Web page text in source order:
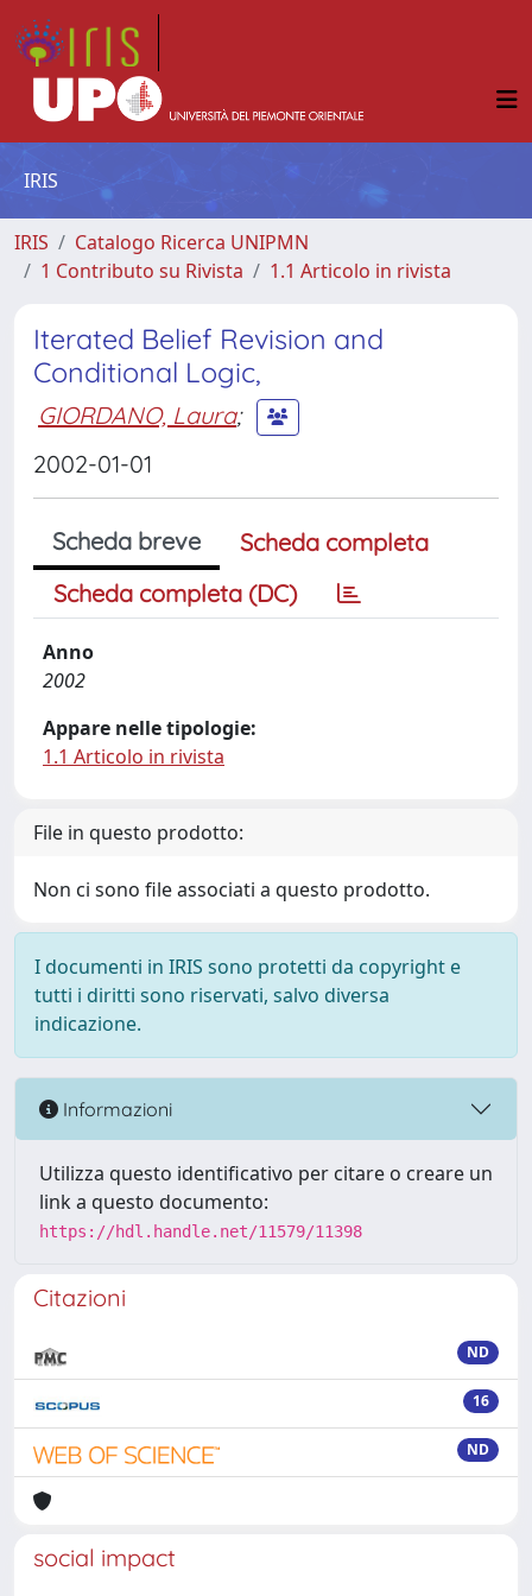
IRIS
IRIS
Catalogo Ricerca UNIPMN
1 Contributo su Rivista
1.1 Articolo in rivista
Iterated Belief Revision and
Conditional Logic,
GIORDANO, Laura;
2002-01-01
Scheda breve
Scheda completa
Scheda completa (DC)
Anno
2002
Appare nelle tipologie:
1.1 Articolo in rivista
File in questo prodotto:
Non ci sono file associati a questo prodotto.
I documenti in IRIS sono protetti da copyright e
tutti i diritti sono riservati, salvo diversa
indicazione.
Informazioni
Utilizza questo identificativo per citare o creare un
link a questo documento:
https://hdl.handle.net/11579/11398
Citazioni
ND
16
ND
social impact